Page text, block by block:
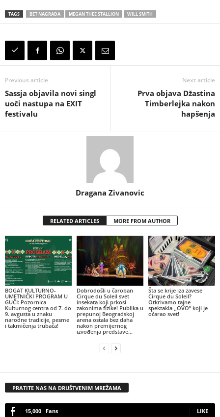
TAGS BET NAGRADA MEGAN THEE STALLION WILL SMITH
Previous article
Sassja objavila novi singl
uoči nastupa na EXIT
festivalu
Next article
Prva objava Džastina
Timberlejka nakon
hapšenja
Dragana Zivanovic
RELATED ARTICLES MORE FROM AUTHOR
BOGAT KULTURNO-
UMETNIČKI PROGRAM U
GUČI: Pozornica
Kulturnog centra od 7. do
9. avgusta u znaku
narodne tradicije, pesme
i takmičenja trubača!
Dobrodošli u čaroban
Cirque du Soleil svet
insekata koji prkosi
zakonima fizike! Publika u
prepunoj Beogradskoj
arena ostala bez daha
nakon premijernog
izvođenja predstave...
Šta se krije iza zavese
Cirque du Soleil?
Otkrivamo tajne
spektakla ,,OVO” koji je
očarao svet!
PRATITE NAS NA DRUŠTVENIM MREŽAMA
15,000 Fans LIKE